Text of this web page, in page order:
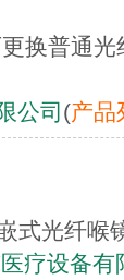
换普通
公司 (产品
式光纤喉
疗设备有